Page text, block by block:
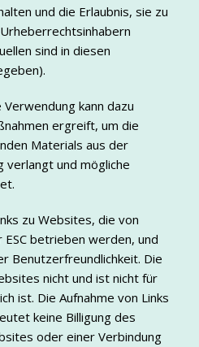
und die Erlaubnis, sie zu
sind in diesen
kann dazu
ergreift, um die
Materials aus der
verlangt und mögliche
zu Websites, die von
betrieben werden, und
Benutzerfreundlichkeit. Die
nicht und ist nicht für
ist. Die Aufnahme von Links
keine Billigung des
oder einer Verbindung